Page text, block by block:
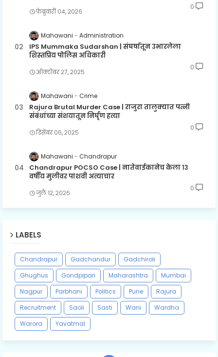
फेब्रुवारी ०४, २०२६
0
Mahawani Administration
IPS Mummaka Sudarshan | संघर्षातून उभारलेला
शिस्तप्रिय पोलिस अधिकारी
ऑक्टोबर २७, २०२५
0
Mahawani Crime
Rajura Brutal Murder Case | राजुरा तालुक्यात पत्नी
संबंधांच्या संशयातून निर्घृण हत्या
डिसेंबर ०६, २०२५
0
Mahawani Chandrapur
Chandrapur POCSO Case | नातेवाईकानेच केला १३
वर्षीय मुलीवर पाशवी अत्याचार
जुलै १२, २०२६
0
LABELS
Chandrapur Gadchandur
Gadchiroli
Ghughus
Gondpipari Maharashtra
Mumbai
Nagpur
Parbhani Politics Pune
Rajura
Recruitment
Saoli Sasti Wani
Wardha
Warora
Yavatmal